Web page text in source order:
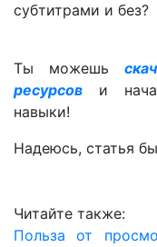
субтитрами и без?
Ты можешь
ресурсов и
навыки!
Надеюсь, статья
Читайте также:
Польза от